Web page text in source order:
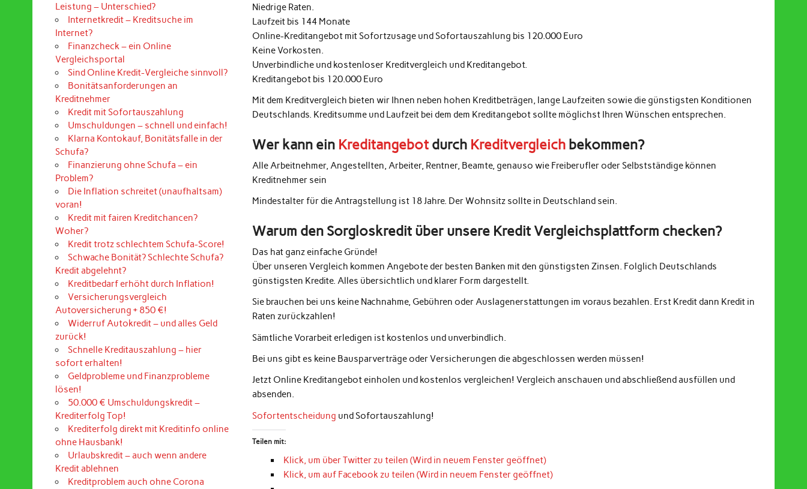
Niedrige Raten.
Laufzeit bis 144 Monate
Online-Kreditangebot mit Sofortzusage und Sofortauszahlung bis 120.000 Euro
Keine Vorkosten.
Unverbindliche und kostenloser Kreditvergleich und Kreditangebot.
Kreditangebot bis 120.000 Euro
Mit dem Kreditvergleich bieten wir Ihnen neben hohen Kreditbeträgen, lange Laufzeiten sowie die günstigsten Konditionen
Deutschlands. Kreditsumme und Laufzeit bei dem dem Kreditangebot sollte möglichst Ihren Wünschen entsprechen.
Wer kann ein Kreditangebot durch Kreditvergleich bekommen?
Alle Arbeitnehmer, Angestellten, Arbeiter, Rentner, Beamte, genauso wie Freiberufler oder Selbstständige können
Kreditnehmer sein
Mindestalter für die Antragstellung ist 18 Jahre. Der Wohnsitz sollte in Deutschland sein.
Warum den Sorgloskredit über unsere Kredit Vergleichsplattform checken?
Das hat ganz einfache Gründe!
Über unseren Vergleich kommen Angebote der besten Banken mit den günstigsten Zinsen. Folglich Deutschlands
günstigsten Kredite. Alles übersichtlich und klarer Form dargestellt.
Sie brauchen bei uns keine Nachnahme, Gebühren oder Auslagenerstattungen im voraus bezahlen. Erst Kredit dann Kredit in
Raten zurückzahlen!
Sämtliche Vorarbeit erledigen ist kostenlos und unverbindlich.
Bei uns gibt es keine Bausparverträge oder Versicherungen die abgeschlossen werden müssen!
Jetzt Online Kreditangebot einholen und kostenlos vergleichen! Vergleich anschauen und abschließend ausfüllen und
absenden.
Sofortentscheidung und Sofortauszahlung!
Teilen mit:
Klick, um über Twitter zu teilen (Wird in neuem Fenster geöffnet)
Klick, um auf Facebook zu teilen (Wird in neuem Fenster geöffnet)
Leistung – Unterschied?
Internetkredit – Kreditsuche im
Internet?
Finanzcheck – ein Online
Vergleichsportal
Sind Online Kredit-Vergleiche sinnvoll?
Bonitätsanforderungen an
Kreditnehmer
Kredit mit Sofortauszahlung
Umschuldungen – schnell und einfach!
Klarna Kontokauf, Bonitätsfalle in der
Schufa?
Finanzierung ohne Schufa – ein
Problem?
Die Inflation schreitet (unaufhaltsam)
voran!
Kredit mit fairen Kreditchancen?
Woher?
Kredit trotz schlechtem Schufa-Score!
Schwache Bonität? Schlechte Schufa?
Kredit abgelehnt?
Kreditbedarf erhöht durch Inflation!
Versicherungsvergleich
Autoversicherung + 850 €!
Widerruf Autokredit – und alles Geld
zurück!
Schnelle Kreditauszahlung – hier
sofort erhalten!
Geldprobleme und Finanzprobleme
lösen!
50.000 € Umschuldungskredit –
Krediterfolg Top!
Krediterfolg direkt mit Kreditinfo online
ohne Hausbank!
Urlaubskredit – auch wenn andere
Kredit ablehnen
Kreditproblem auch ohne Corona